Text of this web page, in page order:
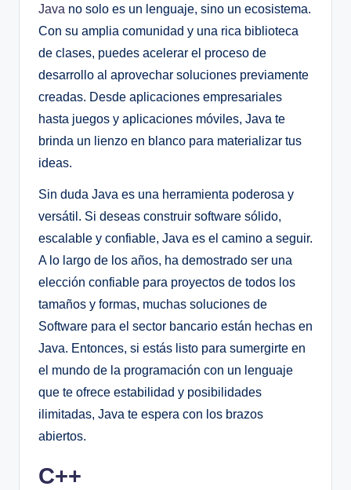
Java no solo es un lenguaje, sino un ecosistema.
Con su amplia comunidad y una rica biblioteca
de clases, puedes acelerar el proceso de
desarrollo al aprovechar soluciones previamente
creadas. Desde aplicaciones empresariales
hasta juegos y aplicaciones móviles, Java te
brinda un lienzo en blanco para materializar tus
ideas.
Sin duda Java es una herramienta poderosa y
versátil. Si deseas construir software sólido,
escalable y confiable, Java es el camino a seguir.
A lo largo de los años, ha demostrado ser una
elección confiable para proyectos de todos los
tamaños y formas, muchas soluciones de
Software para el sector bancario están hechas en
Java. Entonces, si estás listo para sumergirte en
el mundo de la programación con un lenguaje
que te ofrece estabilidad y posibilidades
ilimitadas, Java te espera con los brazos
abiertos.
C++